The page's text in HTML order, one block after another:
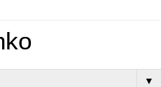
▼